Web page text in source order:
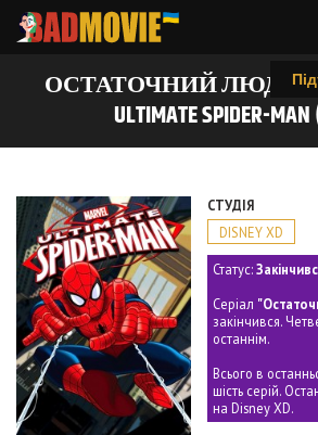
ОСТАТОЧНИЙ
ULTIMATE SPIDER-
СТУДІЯ
DISNEY XD
Статус:
Серіал
закінчився.
останнім.
Всього в
шість серій.
на Disney XD.